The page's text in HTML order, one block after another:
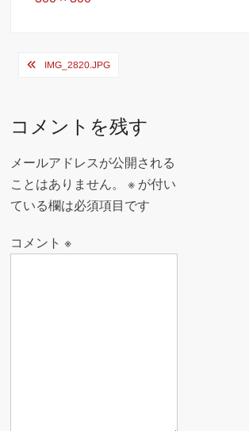
c
b
k
投
ナ
ビ
ゲ
ー
シ
ョ
IMG_2820.JPG
コメントを残す
メールアドレスが公開される
ことはありません。
※ が付い
ている欄は必須項目です
コメント※